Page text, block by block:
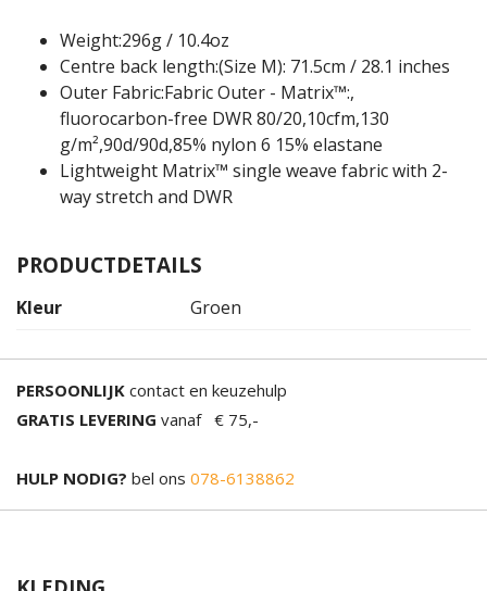
Weight:296g / 10.4oz
Centre back length:(Size M): 71.5cm / 28.1 inches
Outer Fabric:Fabric Outer - Matrix™:,
fluorocarbon-free DWR 80/20,10cfm,130
g/m²,90d/90d,85% nylon 6 15% elastane
Lightweight Matrix™ single weave fabric with 2-
way stretch and DWR
PRODUCTDETAILS
Kleur Groen
PERSOONLIJK contact en keuzehulp
GRATIS LEVERING vanaf € 75,-
HULP NODIG? bel ons 078-6138862